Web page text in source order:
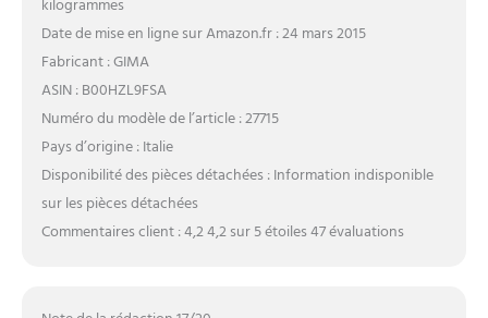
kilogrammes
Date de mise en ligne sur Amazon.fr : 24 mars 2015
Fabricant : GIMA
ASIN : B00HZL9FSA
Numéro du modèle de l’article : 27715
Pays d’origine : Italie
Disponibilité des pièces détachées : Information indisponible
sur les pièces détachées
Commentaires client : 4,2 4,2 sur 5 étoiles 47 évaluations